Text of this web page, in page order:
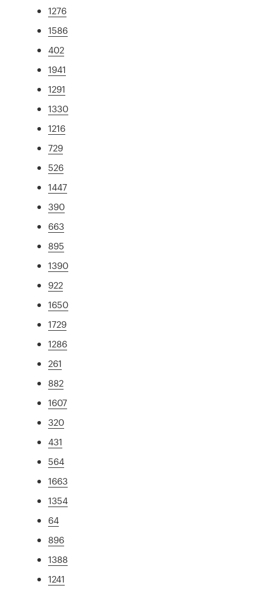
1276
1586
402
1941
1291
1330
1216
729
526
1447
390
663
895
1390
922
1650
1729
1286
261
882
1607
320
431
564
1663
1354
64
896
1388
1241